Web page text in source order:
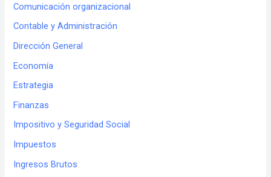
Comunicación organizacional
Contable y Administración
Dirección General
Economía
Estrategia
Finanzas
Impositivo y Seguridad Social
Impuestos
Ingresos Brutos